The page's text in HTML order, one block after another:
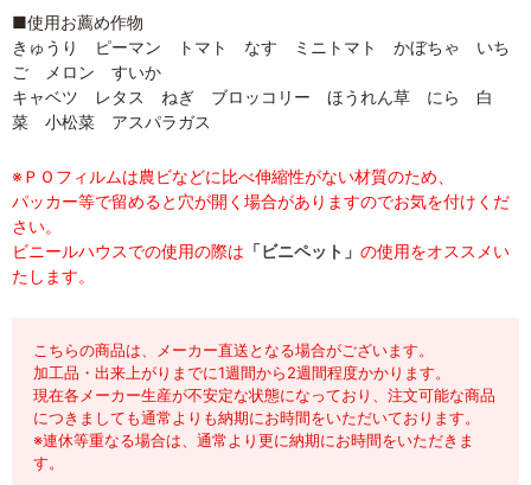
■使用お薦め作物
きゅうり ピーマン トマト なす ミニトマト かぼちゃ いち
ご メロン すいか
キャベツ レタス ねぎ ブロッコリー ほうれん草 にら 白
菜 小松菜 アスパラガス
※ＰＯフィルムは農ビなどに比べ伸縮性がない材質のため、
パッカー等で留めると穴が開く場合がありますのでお気を付けくだ
さい。
ビニールハウスでの使用の際は 「ビニペット」 の使用をオススメい
たします。
こちらの商品は、メーカー直送となる場合がございます。
加工品・出来上がりまでに1週間から2週間程度かかります。
現在各メーカー生産が不安定な状態になっており、注文可能な商品
につきましても通常よりも納期にお時間をいただいております。
※連休等重なる場合は、通常より更に納期にお時間をいただきま
す。